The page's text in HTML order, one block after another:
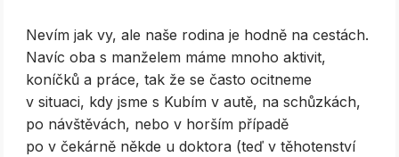
Nevím jak vy, ale naše rodina je hodně na cestách.
Navíc oba s manželem máme mnoho aktivit,
koníčků a práce, tak že se často ocitneme
v situaci, kdy jsme s Kubím v autě, na schůzkách,
po návštěvách, nebo v horším případě
po v čekárně někde u doktora (teď v těhotenství